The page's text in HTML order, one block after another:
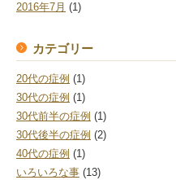
2016年7月 (1)
カテゴリー
20代の症例 (1)
30代の症例 (1)
30代前半の症例 (1)
30代後半の症例 (2)
40代の症例 (1)
いろいろな事 (13)